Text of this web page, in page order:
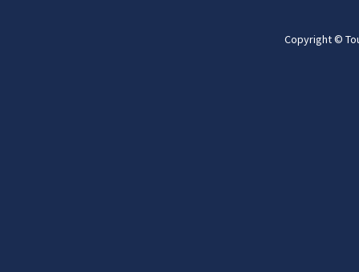
Copyright ©